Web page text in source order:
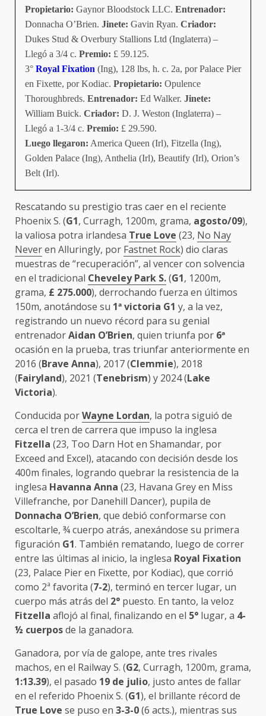
Propietario: Gaynor Bloodstock LLC. Entrenador:
Donnacha O’Brien. Jinete: Gavin Ryan. Criador:
Dukes Stud & Overbury Stallions Ltd (Inglaterra) –
Llegó a 3/4 c. Premio: £ 59.125.
3° Royal Fixation (Ing), 128 lbs, h. c. 2a, por Palace Pier
en Fixette, por Kodiac. Propietario: Opulence
Thoroughbreds. Entrenador: Ed Walker. Jinete:
William Buick. Criador: D. J. Weston (Inglaterra) –
Llegó a 1-3/4 c. Premio: £ 29.590.
Luego llegaron: America Queen (Irl), Fitzella (Ing),
Golden Palace (Ing), Anthelia (Irl), Beautify (Irl), Orion’s
Belt (Irl).
Rescatando su prestigio tras caer en el reciente
Phoenix S. (G1, Curragh, 1200m, grama, agosto/09),
la valiosa potra irlandesa True Love (23, No Nay
Neveren Alluringly, por Fastnet Rock) dio claras
muestras de “recuperación”, al vencer con solvencia
en el tradicional Cheveley Park S.(G1, 1200m,
grama, £ 275.000), derrochando fuerza en últimos
150m, anotándose su 1ªvictoria G1 y, a la vez,
registrando un nuevo récord para su genial
entrenadorAidan O’Brien, quien triunfa por 6ª
ocasión en la prueba, tras triunfar anteriormente en
2016 (Brave Anna), 2017 (Clemmie), 2018
(Fairyland), 2021 (Tenebrism) y 2024 (Lake
Victoria).
Conducida porWayne Lordan, la potra siguió de
cerca el tren de carrera que impuso la inglesa
Fitzella (23, Too Darn Hot en Shamandar, por
Exceed and Excel), atacando con decisión desde los
400m finales, logrando quebrar la resistencia de la
inglesa Havanna Anna (23, Havana Grey en Miss
Villefranche, por Danehill Dancer), pupila de
Donnacha O’Brien, que debió conformarse con
escoltarle, ¾ cuerpo atrás, anexándose su primera
figuración G1. También rematando, luego de correr
entre las últimas al inicio, la inglesa Royal Fixation
(23, Palace Pier en Fixette, por Kodiac), que corrió
como 2ª favorita (7-2), terminó en tercer lugar, un
cuerpo más atrás del 2° puesto. En tanto, la veloz
Fitzella aflojó al final, finalizando en el 5° lugar, a 4-
½ cuerposde la ganadora.
Ganadora, por vía de galope, ante tres rivales
machos, en el Railway S. (G2, Curragh, 1200m, grama,
1:13.39), el pasado 19 de julio, justo antes de fallar
en el referido Phoenix S. (G1), el brillante récord de
True Love se puso en 3-3-0(6 acts.), mientras sus